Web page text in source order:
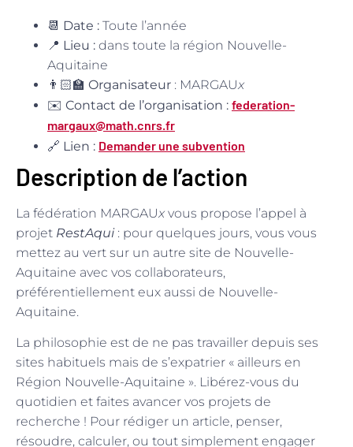
📆 Date : Toute l’année
📍 Lieu : dans toute la région Nouvelle-
Aquitaine
👨🏻‍🏫 Organisateur : MARGAUx
✉️ Contact de l’organisation : federation-
margaux@math.cnrs.fr
🔗 Lien : Demander une subvention
Description de l’action
La fédération MARGAUxvous propose l’appel à
projet RestAqui: pour quelques jours, vous vous
mettez au vert sur un autre site de Nouvelle-
Aquitaine avec vos collaborateurs,
préférentiellement eux aussi de Nouvelle-
Aquitaine.
La philosophie est de ne pas travailler depuis ses
sites habituels mais de s’expatrier « ailleurs en
Région Nouvelle-Aquitaine ». Libérez-vous du
quotidien et faites avancer vos projets de
recherche ! Pour rédiger un article, penser,
résoudre, calculer, ou tout simplement engager